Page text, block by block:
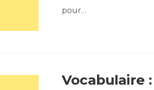
pour…
Vocabulaire